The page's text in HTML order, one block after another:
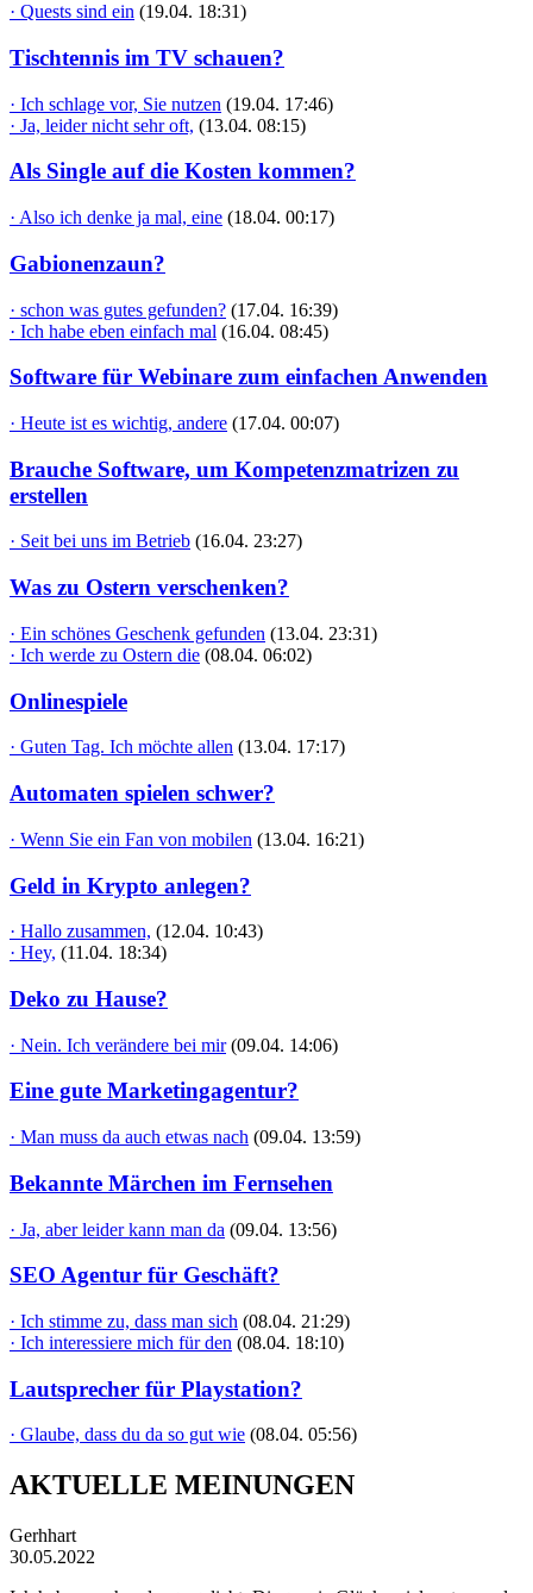
· Quests sind ein (19.04. 18:31)
Tischtennis im TV schauen?
· Ich schlage vor, Sie nutzen (19.04. 17:46)
· Ja, leider nicht sehr oft, (13.04. 08:15)
Als Single auf die Kosten kommen?
· Also ich denke ja mal, eine (18.04. 00:17)
Gabionenzaun?
· schon was gutes gefunden? (17.04. 16:39)
· Ich habe eben einfach mal (16.04. 08:45)
Software für Webinare zum einfachen Anwenden
· Heute ist es wichtig, andere (17.04. 00:07)
Brauche Software, um Kompetenzmatrizen zu
erstellen
· Seit bei uns im Betrieb (16.04. 23:27)
Was zu Ostern verschenken?
· Ein schönes Geschenk gefunden (13.04. 23:31)
· Ich werde zu Ostern die (08.04. 06:02)
Onlinespiele
· Guten Tag. Ich möchte allen (13.04. 17:17)
Automaten spielen schwer?
· Wenn Sie ein Fan von mobilen (13.04. 16:21)
Geld in Krypto anlegen?
· Hallo zusammen, (12.04. 10:43)
· Hey, (11.04. 18:34)
Deko zu Hause?
· Nein. Ich verändere bei mir (09.04. 14:06)
Eine gute Marketingagentur?
· Man muss da auch etwas nach (09.04. 13:59)
Bekannte Märchen im Fernsehen
· Ja, aber leider kann man da (09.04. 13:56)
SEO Agentur für Geschäft?
· Ich stimme zu, dass man sich (08.04. 21:29)
· Ich interessiere mich für den (08.04. 18:10)
Lautsprecher für Playstation?
· Glaube, dass du da so gut wie (08.04. 05:56)
AKTUELLE MEINUNGEN
Gerhhart
30.05.2022